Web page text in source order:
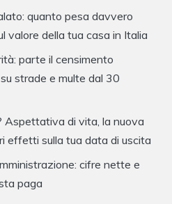
quanto pesa davvero
valore della tua casa in Italia
parte il censimento
strade e multe dal 30
Aspettativa di vita, la nuova
effetti sulla tua data di uscita
cifre nette e
paga